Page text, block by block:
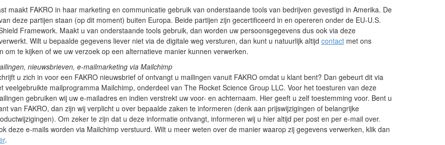
maakt FAKRO in haar marketing en communicatie gebruik van onderstaande tools van bedrijven gevestigd in Amerika. De
deze partijen staan (op dit moment) buiten Europa. Beide partijen zijn gecertificeerd in en opereren onder de EU-U.S.
Framework. Maakt u van onderstaande tools gebruik, dan worden uw persoonsgegevens dus ook via deze
Wilt u bepaalde gegevens liever niet via de digitale weg versturen, dan kunt u natuurlijk altijd contactmet ons
om te kijken of we uw verzoek op een alternatieve manier kunnen verwerken.
nieuwsbrieven, e-mailmarketing via Mailchimp
u zich in voor een FAKRO nieuwsbrief of ontvangt u mailingen vanuit FAKRO omdat u klant bent? Dan gebeurt dit via
veelgebruikte mailprogramma Mailchimp, onderdeel van The Rocket Science Group LLC. Voor het toesturen van deze
gebruiken wij uw e-mailadres en indien verstrekt uw voor- en achternaam. Hier geeft u zelf toestemming voor. Bent u
van FAKRO, dan zijn wij verplicht u over bepaalde zaken te informeren (denk aan prijswijzigingen of belangrijke
Om zeker te zijn dat u deze informatie ontvangt, informeren wij u hier altijd per post en per e-mail over.
deze e-mails worden via Mailchimp verstuurd. Wilt u meer weten over de manier waarop zij gegevens verwerken, klik dan
.